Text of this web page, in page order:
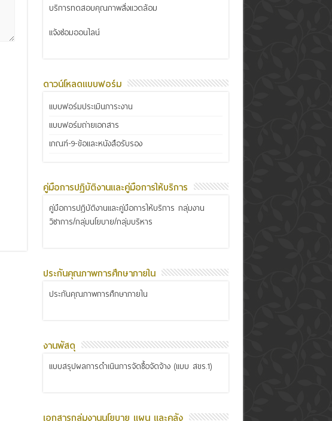
บริการทดสอบคุณภาพสิ่งแวดล้อม
แจ้งซ่อมออนไลน์
ดาวน์โหลดแบบฟอร์ม
แบบฟอร์มประเมินภาระงาน
แบบฟอร์มถ่ายเอกสาร
เกณฑ์-9-ข้อและหนังสือรับรอง
คู่มือการปฏิบัติงานและคู่มือการให้บริการ
คู่มือการปฏิบัติงานและคู่มือการให้บริการ กลุ่มงาน
วิชาการ/กลุ่มนโยบาย/กลุ่มบริหาร
ประกันคุณภาพการศึกษาภายใน
ประกันคุณภาพการศึกษาภายใน
งานพัสดุ
แบบสรุปผลการดำเนินการจัดซื้อจัดจ้าง (แบบ สขร.1)
เอกสารกลุ่มงานนโยบาย แผน และคลัง